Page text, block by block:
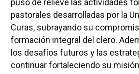
puso de relieve las actividades
pastorales desarrolladas por la
Curas, subrayando su
formación integral del clero.
los desafíos futuros y las
continuar fortaleciendo su